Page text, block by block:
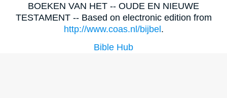
BOEKEN VAN HET -- OUDE EN NIEUWE
TESTAMENT -- Based on electronic edition from
http://www.coas.nl/bijbel.
Bible Hub